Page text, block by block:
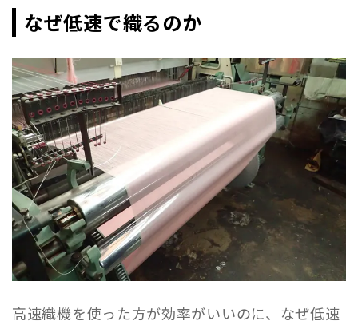
なぜ低速で織るのか
高速織機を使った方が効率がいいのに、なぜ低速